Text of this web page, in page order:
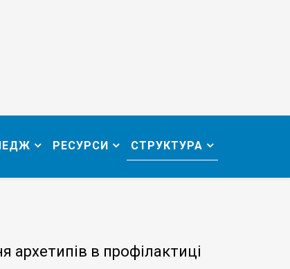
РЕСУРСИ СТРУКТУРА
архетипів в профілактиці